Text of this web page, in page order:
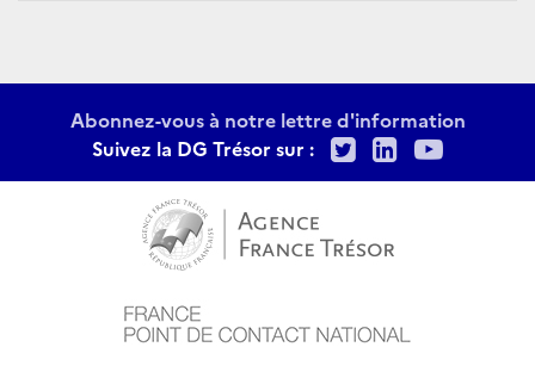
Abonnez-vous à notre lettre d'information
Suivez la DG Trésor sur :
TwitterLinkedIn